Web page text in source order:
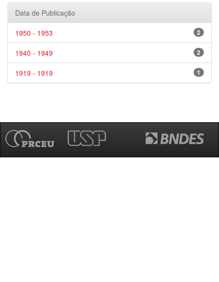
Data de Publicação
2
1950 - 1953
2
1940 - 1949
1
1919 - 1919